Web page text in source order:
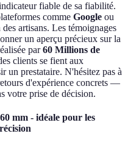
fiable de sa fiabilité.
comme Google ou
artisans. Les témoignages
un aperçu précieux sur la
par60 Millions de
clients se fient aux
un prestataire. N'hésitez pas à
d'expérience concrets —
votre prise de décision.
mm - idéale pour les